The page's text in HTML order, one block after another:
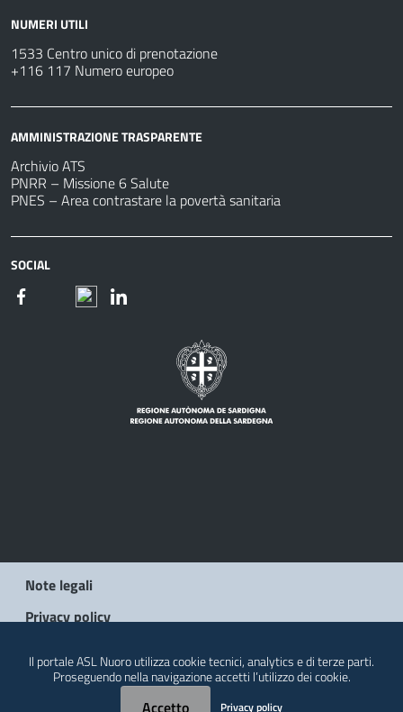
NUMERI UTILI
1533 Centro unico di prenotazione
+116 117 Numero europeo
AMMINISTRAZIONE TRASPARENTE
Archivio ATS
PNRR – Missione 6 Salute
PNES – Area contrastare la povertà sanitaria
SOCIAL
Note legali
Privacy policy
Contatti
Il portale ASL Nuoro utilizza cookie tecnici, analytics e di terze parti.
Proseguendo nella navigazione accetti l’utilizzo dei cookie.
Privacy policy